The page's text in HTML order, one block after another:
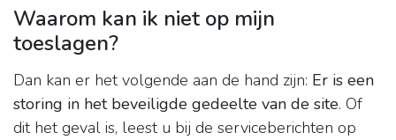
Waarom kan ik niet op mijn
toeslagen?
Dan kan er het volgende aan de hand zijn: Er is een
storing in het beveiligde gedeelte van de site. Of
dit het geval is, leest u bij de serviceberichten op